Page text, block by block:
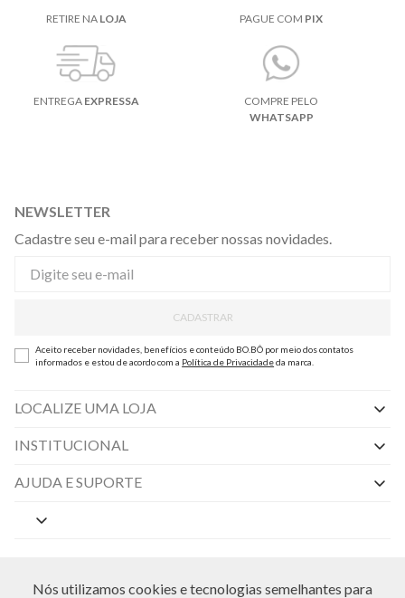
Nós utilizamos cookies e tecnologias semelhantes para
RETIRE NA LOJA PAGUE COM PIX
ENTREGA EXPRESSA
COMPRE PELO
WHATSAPP
NEWSLETTER
Cadastre seu e-mail para receber nossas novidades.
CADASTRAR
Aceito receber novidades, benefícios e conteúdo BO.BÔ por meio dos contatos
informados e estou de acordo com a Política de Privacidadeda marca.
LOCALIZE UMA LOJA
INSTITUCIONAL
Nossas Lojas
AJUDA E SUPORTE
Central de Preferências